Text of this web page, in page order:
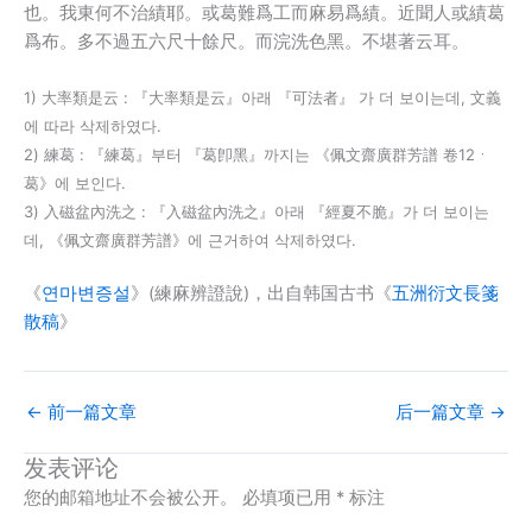
也。我東何不治績耶。或葛難爲工而麻易爲績。近聞人或績葛
爲布。多不過五六尺十餘尺。而浣洗色黑。不堪著云耳。
1) 大率類是云 : 『大率類是云』아래 『可法者』 가 더 보이는데, 文義
에 따라 삭제하였다.
2) 練葛 : 『練葛』부터 『葛卽黑』까지는 《佩文齋廣群芳譜 卷12ㆍ
葛》에 보인다.
3) 入磁盆內洗之 : 『入磁盆內洗之』아래 『經夏不脆』가 더 보이는
데, 《佩文齋廣群芳譜》에 근거하여 삭제하였다.
《연마변증설》(練麻辨證說)，出自韩国古书《五洲衍文長箋
散稿》
← 前一篇文章 后一篇文章 →
发表评论
您的邮箱地址不会被公开。 必填项已用 * 标注